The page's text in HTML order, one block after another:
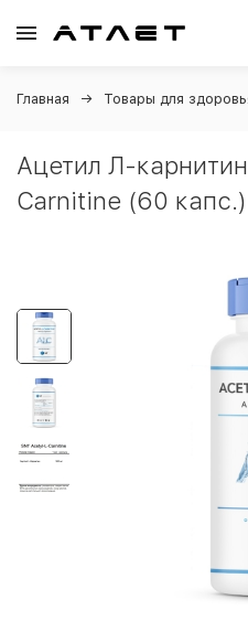
Главная Товары для
Ацетил Л-
Carnitine (60 капс.)